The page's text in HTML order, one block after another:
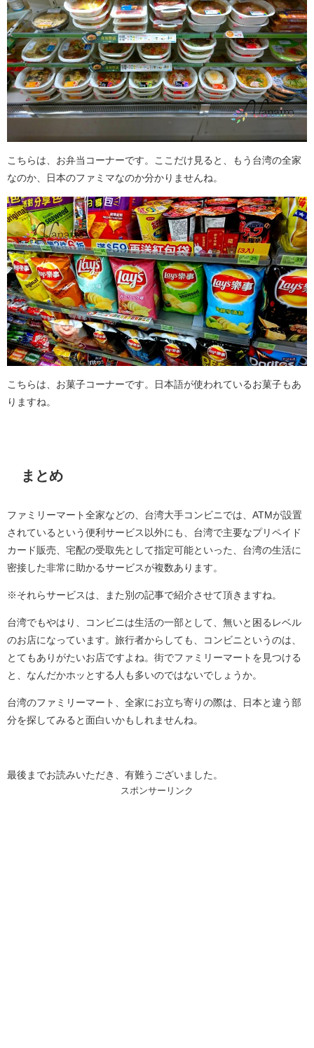
こちらは、お弁当コーナーです。ここだけ見ると、もう台湾の全家
なのか、日本のファミマなのか分かりませんね。
こちらは、お菓子コーナーです。日本語が使われているお菓子もあ
りますね。
まとめ
ファミリーマート全家などの、台湾大手コンビニでは、ATMが設置
されているという便利サービス以外にも、台湾で主要なプリペイド
カード販売、宅配の受取先として指定可能といった、台湾の生活に
密接した非常に助かるサービスが複数あります。
※それらサービスは、また別の記事で紹介させて頂きますね。
台湾でもやはり、コンビニは生活の一部として、無いと困るレベル
のお店になっています。旅行者からしても、コンビニというのは、
とてもありがたいお店ですよね。街でファミリーマートを見つける
と、なんだかホッとする人も多いのではないでしょうか。
台湾のファミリーマート、全家にお立ち寄りの際は、日本と違う部
分を探してみると面白いかもしれませんね。
最後までお読みいただき、有難うございました。
スポンサーリンク